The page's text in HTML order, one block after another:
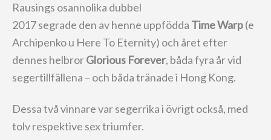
Rausings osannolika dubbel
2017 segrade den av henne uppfödda Time Warp(e
Archipenko u Here To Eternity) och året efter
dennes helbrorGlorious Forever, båda fyra år vid
segertillfällena – och båda tränade i Hong Kong.
Dessa två vinnare var segerrika i övrigt också, med
tolv respektive sex triumfer.